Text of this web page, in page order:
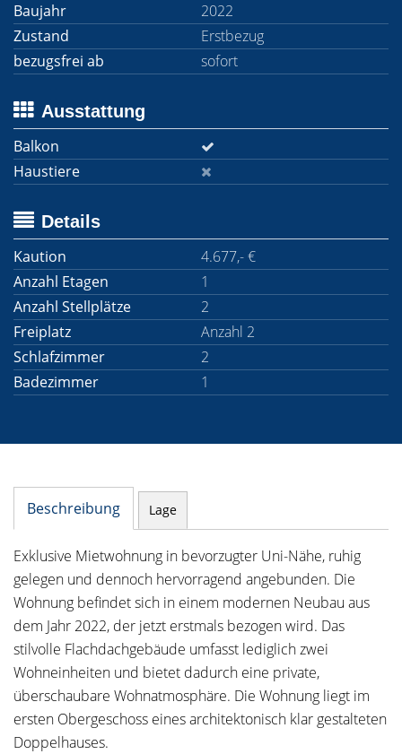
Baujahr
2022
Zustand
Erstbezug
bezugsfrei ab
sofort
Ausstattung
Balkon
Haustiere
Details
Kaution
4.677,- €
Anzahl Etagen
1
Anzahl Stellplätze
2
Freiplatz
Anzahl 2
Schlafzimmer
2
Badezimmer
1
Beschreibung Lage
Exklusive Mietwohnung in bevorzugter Uni-Nähe, ruhig
gelegen und dennoch hervorragend angebunden. Die
Wohnung befindet sich in einem modernen Neubau aus
dem Jahr 2022, der jetzt erstmals bezogen wird. Das
stilvolle Flachdachgebäude umfasst lediglich zwei
Wohneinheiten und bietet dadurch eine private,
überschaubare Wohnatmosphäre. Die Wohnung liegt im
ersten Obergeschoss eines architektonisch klar gestalteten
Doppelhauses.